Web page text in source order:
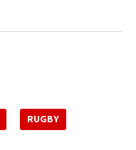
RUGBY